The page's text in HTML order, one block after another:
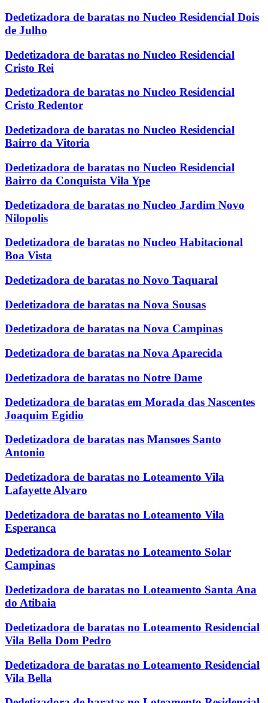
Dedetizadora de baratas no Nucleo Residencial Dois
de Julho
Dedetizadora de baratas no Nucleo Residencial
Cristo Rei
Dedetizadora de baratas no Nucleo Residencial
Cristo Redentor
Dedetizadora de baratas no Nucleo Residencial
Bairro da Vitoria
Dedetizadora de baratas no Nucleo Residencial
Bairro da Conquista Vila Ype
Dedetizadora de baratas no Nucleo Jardim Novo
Nilopolis
Dedetizadora de baratas no Nucleo Habitacional
Boa Vista
Dedetizadora de baratas no Novo Taquaral
Dedetizadora de baratas na Nova Sousas
Dedetizadora de baratas na Nova Campinas
Dedetizadora de baratas na Nova Aparecida
Dedetizadora de baratas no Notre Dame
Dedetizadora de baratas em Morada das Nascentes
Joaquim Egidio
Dedetizadora de baratas nas Mansoes Santo
Antonio
Dedetizadora de baratas no Loteamento Vila
Lafayette Alvaro
Dedetizadora de baratas no Loteamento Vila
Esperanca
Dedetizadora de baratas no Loteamento Solar
Campinas
Dedetizadora de baratas no Loteamento Santa Ana
do Atibaia
Dedetizadora de baratas no Loteamento Residencial
Vila Bella Dom Pedro
Dedetizadora de baratas no Loteamento Residencial
Vila Bella